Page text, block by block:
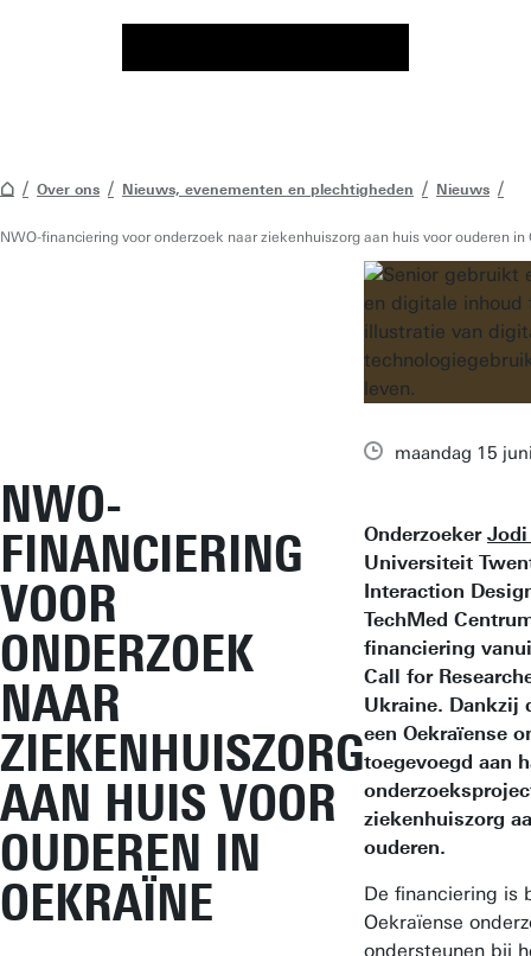
Over ons Nieuws, evenementen en plechtigheden Nieuws
NWO-financiering voor onderzoek naar ziekenhuiszorg aan huis voor ouderen in
NWO-
FINANCIERING
VOOR
ONDERZOEK
NAAR
ZIEKENHUISZORG
AAN HUIS VOOR
OUDEREN IN
OEKRAÏNE
maandag 15
Onderzoeker Jodi
Universiteit
Interaction
TechMed
financiering
Call for
Ukraine. Dankzij
een Oekraïense
toegevoegd aan
ziekenhuiszorg
ouderen.
De financiering is
Oekraïense
ondersteunen bij